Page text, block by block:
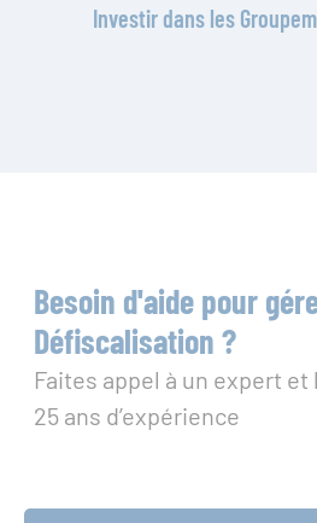
Investir dans les
Besoin d'aide pour
Défiscalisation ?
Faites appel à un expert
25 ans d’expérience